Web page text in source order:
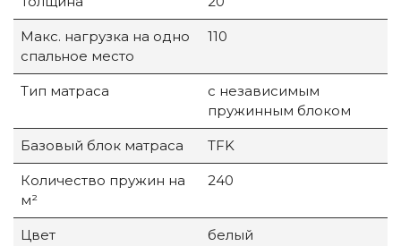
Макс. нагрузка на одно
спальное место
110
Тип матраса
с независимым
пружинным блоком
Базовый блок матраса TFK
Количество пружин на
м²
240
Цвет белый